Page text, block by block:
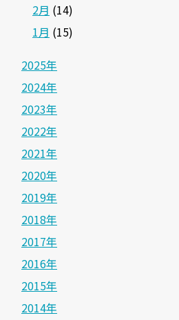
2月 (14)
1月 (15)
2025年
2024年
2023年
2022年
2021年
2020年
2019年
2018年
2017年
2016年
2015年
2014年